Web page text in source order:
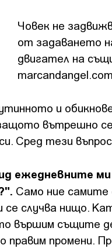
Човек не
от задаването
двигател на
и
вътрешно
Сред тези
ежедневните
Само ние
се случва нищо.
вършим същите
правим промени.